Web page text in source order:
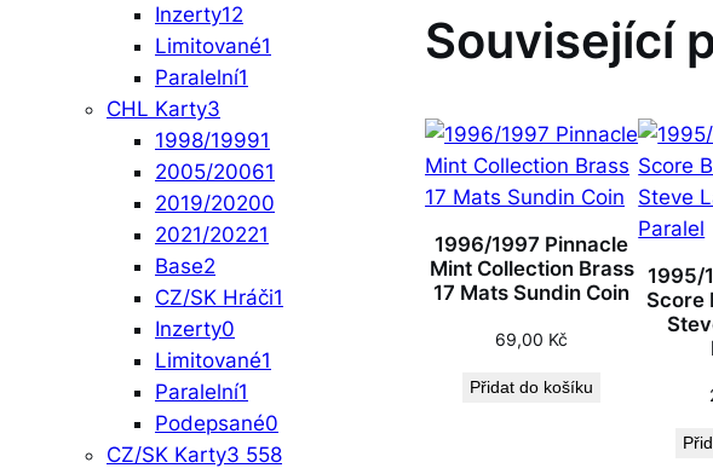
Inzerty12
Limitované1
Paralelní1
CHL Karty3
1998/19991
2005/20061
2019/20200
2021/20221
Base2
CZ/SK Hráči1
Inzerty0
Limitované1
Paralelní1
Podepsané0
CZ/SK Karty3 558
Související
1996/1997 Pinnacle
Mint Collection Brass
17 Mats Sundin Coin
69,00 Kč
Přidat do košíku
1995/
Score